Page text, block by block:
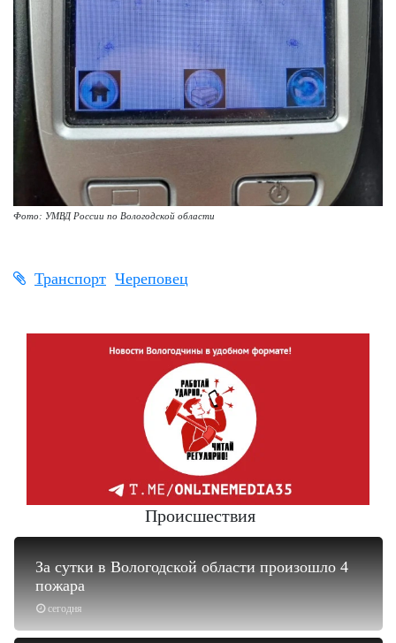
Фото: УМВД России по Вологодской области
Транспорт Череповец
Происшествия
сегодня
За сутки в Вологодской области произошло 4
пожара